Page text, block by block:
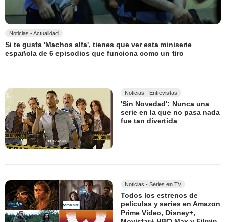
Noticias - Actualidad
Si te gusta 'Machos alfa', tienes que ver esta miniserie
española de 6 episodios que funciona como un tiro
Noticias - Entrevistas
'Sin Novedad': Nunca una
serie en la que no pasa nada
fue tan divertida
Noticias - Series en TV
Todos los estrenos de
películas y series en Amazon
Prime Video, Disney+,